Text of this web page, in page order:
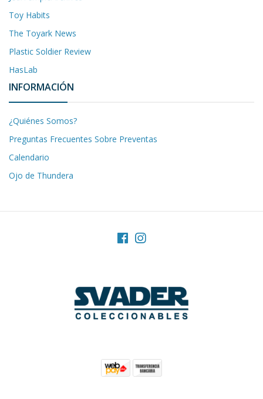
Toy Habits
The Toyark News
Plastic Soldier Review
HasLab
INFORMACIÓN
¿Quiénes Somos?
Preguntas Frecuentes Sobre Preventas
Calendario
Ojo de Thundera